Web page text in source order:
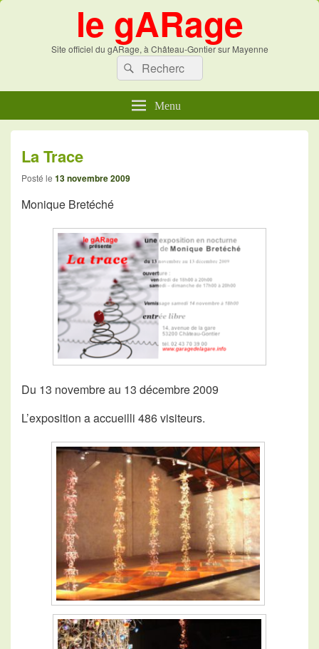
le gARage
Site officiel du gARage, à Château-Gontier sur Mayenne
Recherche :
Recherche
Menu
La Trace
Posté le 13 novembre 2009
Monique Bretéché
Du 13 novembre au 13 décembre 2009
L’exposition a accueilli 486 visiteurs.